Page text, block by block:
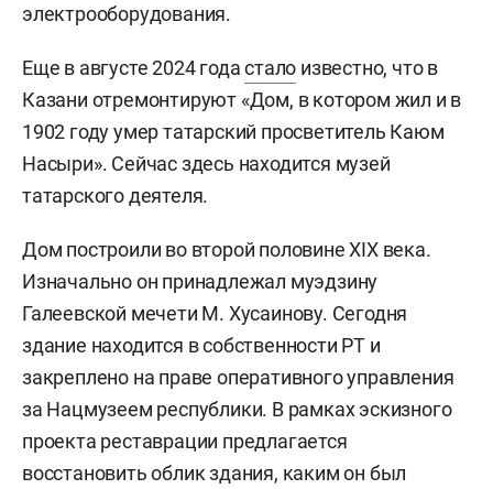
электрооборудования.
Еще в августе 2024 годастало известно, что в
Казани отремонтируют «Дом, в котором жил и в
1902 году умер татарский просветитель Каюм
Насыри». Сейчас здесь находится музей
татарского деятеля.
Дом построили во второй половине XIX века.
Изначально он принадлежал муэдзину
Галеевской мечети М. Хусаинову. Сегодня
здание находится в собственности РТ и
закреплено на праве оперативного управления
за Нацмузеем республики. В рамках эскизного
проекта реставрации предлагается
восстановить облик здания, каким он был